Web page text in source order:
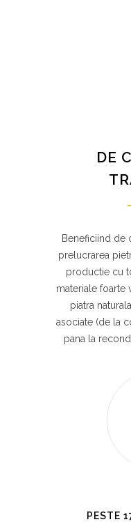
DE
Beneficiind de
prelucrarea
productie cu
materiale foarte
piatra
asociate (de la
pana la
PESTE